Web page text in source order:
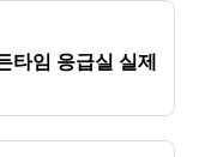
타임 응급실 실제